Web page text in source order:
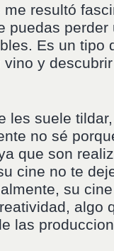
resultó
puedas
Es un tipo
y
les suele
no sé
que son
cine no te
su
algo
las